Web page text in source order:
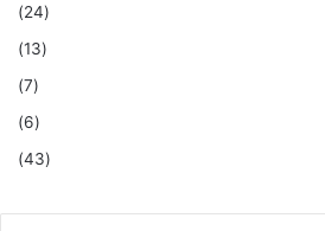
(24)
(13)
(7)
(6)
(43)